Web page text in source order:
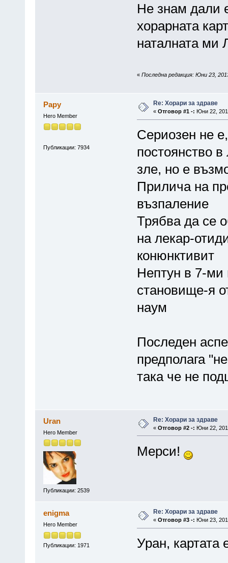
Не знам дали
хорарната
наталната ми
« Последна редакция: Юни 23,
Papy
Hero Member
Публикации: 7934
Re: Хорари за здраве
« Отговор #1 -: Юни 22,
Сериозен не
постоянство
зле, но е
Прилича на
възпаление
Трябва да се
на лекар-
конюнктивит
Нептун в 7-ми
становище-я
наум
Последен
предполага
така че не
Uran
Hero Member
Публикации: 2539
Re: Хорари за здраве
« Отговор #2 -: Юни 22,
Мерси!
enigma
Hero Member
Публикации: 1971
Re: Хорари за здраве
« Отговор #3 -: Юни 23,
Уран, картата